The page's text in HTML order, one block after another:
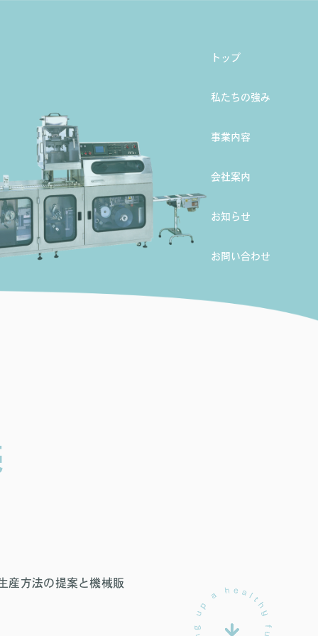
トップ
私たちの強み
事業内容
会社案内
お知らせ
お問い合わせ
産方法の提案と機械販